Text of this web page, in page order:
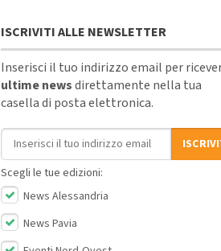
ISCRIVITI ALLE NEWSLETTER
Inserisci il tuo indirizzo email per
ultime newsdirettamente nella tua
casella di posta elettronica.
Indirizzo email
Scegli le tue edizioni:
News Alessandria
News Pavia